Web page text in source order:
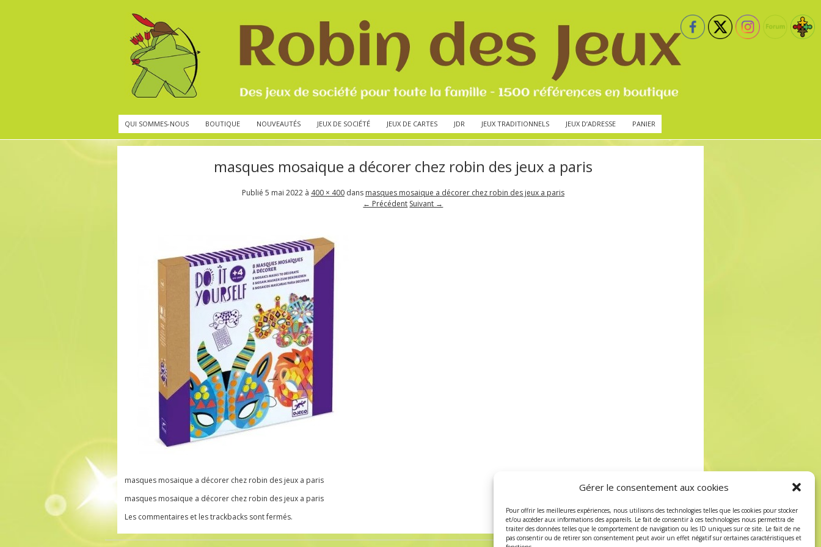
Gérer le consentement aux cookies
Pour offrir les meilleures expériences, nous utilisons des technologies telles que les cookies pour stocker
et/ou accéder aux informations des appareils. Le fait de consentir à ces technologies nous permettra de
traiter des données telles que le comportement de navigation ou les ID uniques sur ce site. Le fait de ne
pas consentir ou de retirer son consentement peut avoir un effet négatif sur certaines caractéristiques et
QUI SOMMES-NOUS BOUTIQUE NOUVEAUTÉS JEUX DE SOCIÉTÉ JEUX DE CARTES JDR JEUX TRADITIONNELS JEUX D’ADRESSE PANIER
masques mosaique a décorer chez robin des jeux a paris
Publié 5 mai 2022à 400 × 400dans masques mosaique a décorer chez robin des jeux a paris
← Précédent Suivant →
masques mosaique a décorer chez robin des jeux a paris
masques mosaique a décorer chez robin des jeux a paris
Les commentaires et les trackbacks sont fermés.